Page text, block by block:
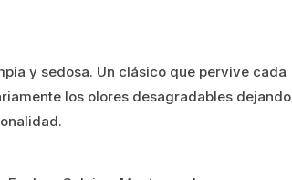
y sedosa. Un clásico que pervive cada
los olores desagradables dejando